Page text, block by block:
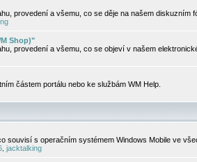
provedení a všemu, co se děje na našem diskuzním
Shop)"
provedení a všemu, co se objeví v našem
částem portálu nebo ke službám WM Help.
souvisí s operačním systémem Windows Mobile ve
jacktalking